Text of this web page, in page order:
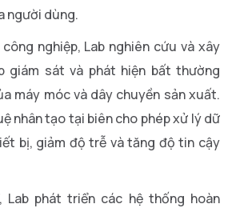
người dùng.
nghiệp, Lab nghiên cứu và xây
giám sát và phát hiện bất thường
máy móc và dây chuyền sản xuất.
nhân tạo tại biên cho phép xử lý dữ
bị, giảm độ trễ và tăng độ tin cậy
Lab phát triển các hệ thống hoàn